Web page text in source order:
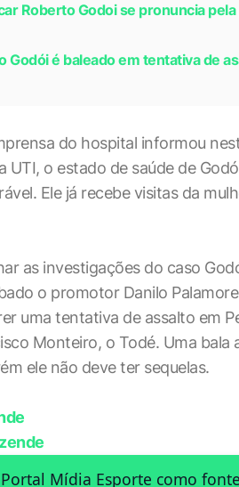
Roberto Godoi se pronuncia
Godói é baleado em tentativa de
do hospital informou
UTI, o estado de saúde de
Ele já recebe visitas da
as investigações do caso
o promotor Danilo
uma tentativa de assalto em
Monteiro, o Todé. Uma bala
ele não deve ter sequelas.
Mídia Esporte como